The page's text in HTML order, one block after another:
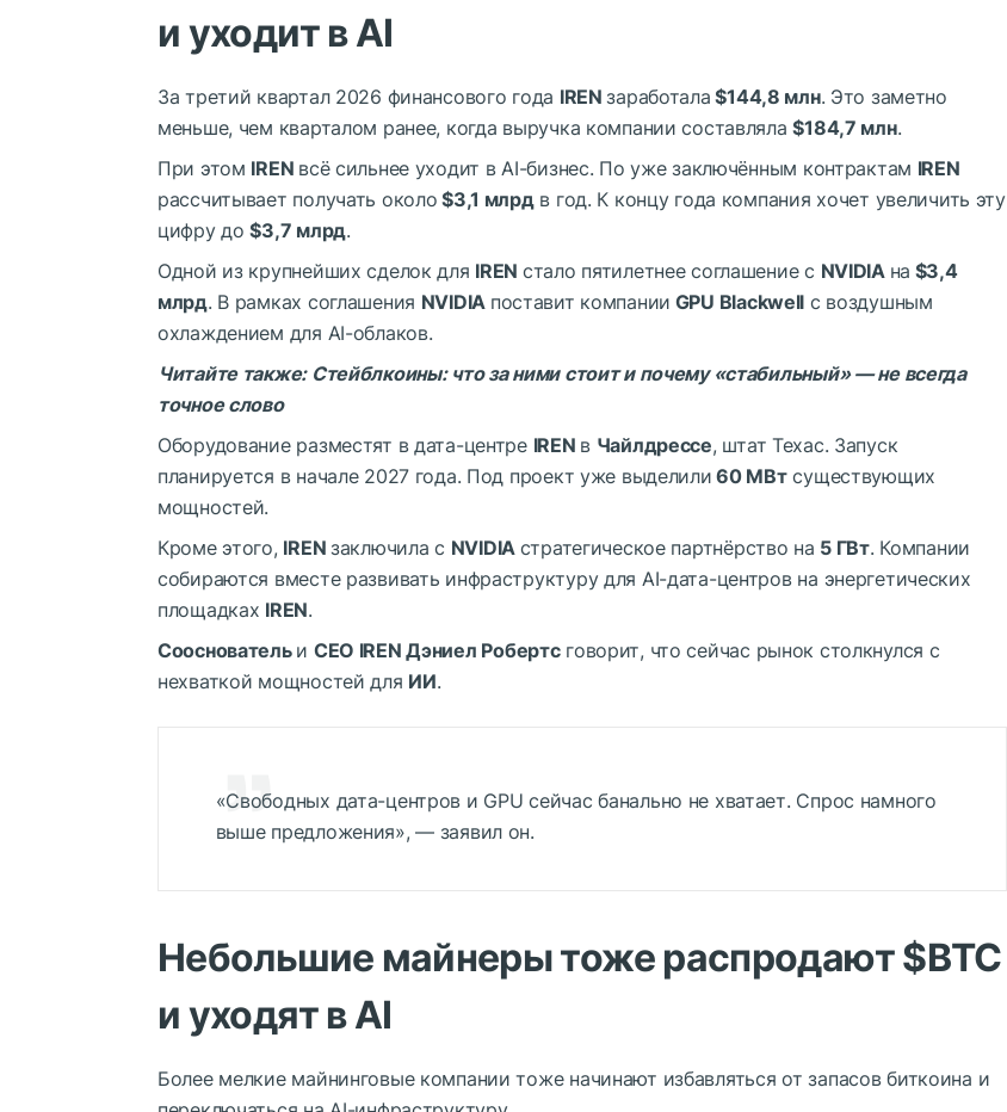
и уходит в AI
За третий квартал 2026 финансового года IRENзаработала $144,8 млн. Это заметно
меньше, чем кварталом ранее, когда выручка компании составляла$184,7 млн.
При этом IREN всё сильнее уходит в AI-бизнес. По уже заключённым контрактам IREN
рассчитывает получать около $3,1 млрдв год. К концу года компания хочет увеличить эту
цифру до$3,7 млрд.
Одной из крупнейших сделок для IREN стало пятилетнее соглашение с NVIDIA на $3,4
млрд. В рамках соглашения NVIDIA поставит компании GPU Blackwell с воздушным
охлаждением для AI-облаков.
Читайте также: Стейблкоины: что за ними стоит и почему «стабильный» — не всегда
точное слово
Оборудование разместят в дата-центре IREN в Чайлдрессе, штат Техас. Запуск
планируется в начале 2027 года. Под проект уже выделили 60 МВтсуществующих
мощностей.
Кроме этого, IREN заключила с NVIDIA стратегическое партнёрство на 5 ГВт. Компании
собираются вместе развивать инфраструктуру для AI-дата-центров на энергетических
площадках IREN.
Сооснователь и CEO IREN Дэниел Робертсговорит, что сейчас рынок столкнулся с
нехваткой мощностей для ИИ.
«Свободных дата-центров и GPU сейчас банально не хватает. Спрос намного
выше предложения», — заявил он.
Небольшие майнеры тоже распродают$BTC
и уходят в AI
Более мелкие майнинговые компании тоже начинают избавляться от запасов биткоина и